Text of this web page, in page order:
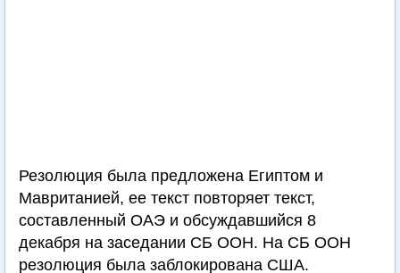
Резолюция была предложена Египтом и
Мавританией, ее текст повторяет текст,
составленный ОАЭ и обсуждавшийся 8
декабря на заседании СБ ООН. На СБ ООН
резолюция была заблокирована США.